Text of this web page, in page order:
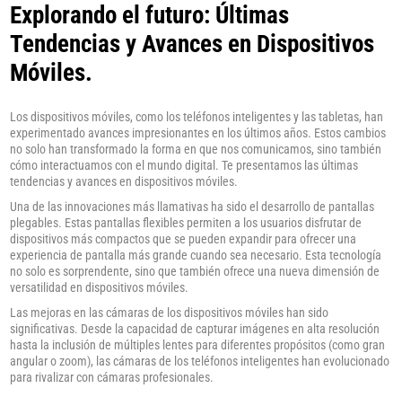
Explorando el futuro: Últimas
Tendencias y Avances en Dispositivos
Móviles.
Los dispositivos móviles, como los teléfonos inteligentes y las tabletas, han
experimentado avances impresionantes en los últimos años. Estos cambios
no solo han transformado la forma en que nos comunicamos, sino también
cómo interactuamos con el mundo digital. Te presentamos las últimas
tendencias y avances en dispositivos móviles.
Una de las innovaciones más llamativas ha sido el desarrollo de pantallas
plegables. Estas pantallas flexibles permiten a los usuarios disfrutar de
dispositivos más compactos que se pueden expandir para ofrecer una
experiencia de pantalla más grande cuando sea necesario. Esta tecnología
no solo es sorprendente, sino que también ofrece una nueva dimensión de
versatilidad en dispositivos móviles.
Las mejoras en las cámaras de los dispositivos móviles han sido
significativas. Desde la capacidad de capturar imágenes en alta resolución
hasta la inclusión de múltiples lentes para diferentes propósitos (como gran
angular o zoom), las cámaras de los teléfonos inteligentes han evolucionado
para rivalizar con cámaras profesionales.